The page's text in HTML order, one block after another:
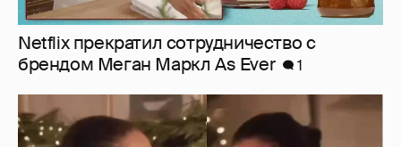
Netflix прекратил сотрудничество с
брендом Меган Маркл As Ever
1